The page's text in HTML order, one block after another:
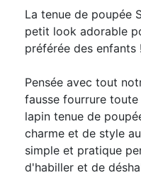
La tenue de poupée
petit look adorable
préférée des enfants !
Pensée avec tout
fausse fourrure
lapin tenue de
charme et de style
simple et pratique
d'habiller et de